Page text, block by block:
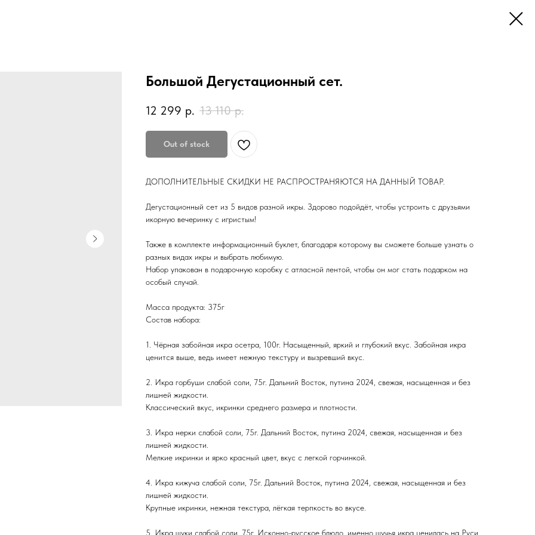
Большой Дегустационный сет.
12 299 р. 13 110 р.
Out of stock
ДОПОЛНИТЕЛЬНЫЕ СКИДКИ НЕ РАСПРОСТРАНЯЮТСЯ НА ДАННЫЙ ТОВАР.
Дегустационный сет из 5 видов разной икры. Здорово подойдёт, чтобы устроить с друзьями
икорную вечеринку с игристым!
Также в комплекте информационный буклет, благодаря которому вы сможете больше узнать о
разных видах икры и выбрать любимую.
Набор упакован в подарочную коробку с атласной лентой, чтобы он мог стать подарком на
особый случай.
Масса продукта: 375г
Состав набора:
1. Чёрная забойная икра осетра, 100г. Насыщенный, яркий и глубокий вкус. Забойная икра
ценится выше, ведь имеет нежную текстуру и вызревший вкус.
2. Икра горбуши слабой соли, 75г. Дальний Восток, путина 2024, свежая, насыщенная и без
лишней жидкости.
Классический вкус, икринки среднего размера и плотности.
3. Икра нерки слабой соли, 75г. Дальний Восток, путина 2024, свежая, насыщенная и без
лишней жидкости.
Мелкие икринки и ярко красный цвет, вкус с легкой горчинкой.
4. Икра кижуча слабой соли, 75г. Дальний Восток, путина 2024, свежая, насыщенная и без
лишней жидкости.
Крупные икринки, нежная текстура, лёгкая терпкость во вкусе.
5. Икра щуки слабой соли, 75г. Исконно-русское блюдо, именно щучья икра ценилась на Руси